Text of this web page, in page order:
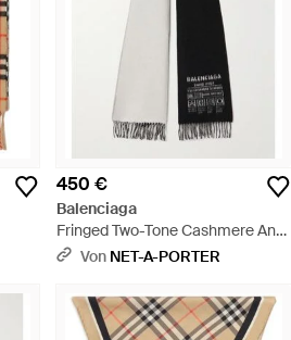
450 €
Balenciaga
Fringed Two-Tone Cashmere And
Wool-Blend Jacquard Scarf -
Von NET-A-PORTER